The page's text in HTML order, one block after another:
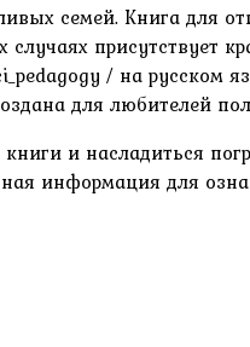
семей. Книга для
присутствует
/ на
для любителей
и насладиться
информация для